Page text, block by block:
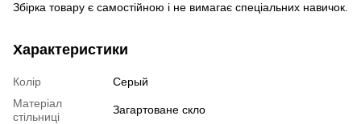
Збірка товару є самостійною і не вимагає спеціальних навичок.
Характеристики
Колір
Серый
Матеріал
стільниці
Загартоване скло